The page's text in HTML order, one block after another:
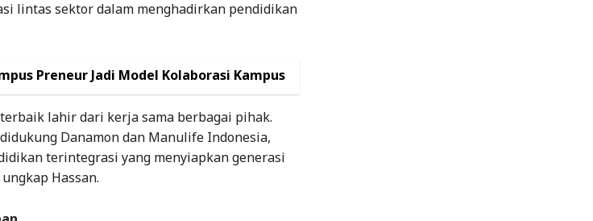
lintas sektor dalam menghadirkan pendidikan
Preneur Jadi Model Kolaborasi Kampus
lahir dari kerja sama berbagai pihak.
Danamon dan Manulife Indonesia,
terintegrasi yang menyiapkan generasi
Hassan.